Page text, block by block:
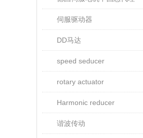
伺服驱动器
DD马达
speed seducer
rotary actuator
Harmonic reducer
谐波传动